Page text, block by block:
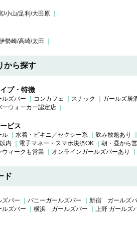
/小山/足利/大田原
勢崎/高崎/太田
から探す
プ・特徴
ルズバー コンカフェ スナック
ガールズ居
ーウォーカー認定店
ビス
ル 水着・ビキニ／セクシー系 飲み放題あり
内
電子マネー・スマホ決済OK 朝・昼から
ウィークも営業
オンラインガールズバーあり
ド
ズバー バニーガールズバー 新宿 ガールズ
ズバー
横浜 ガールズバー 上野 ガールズ